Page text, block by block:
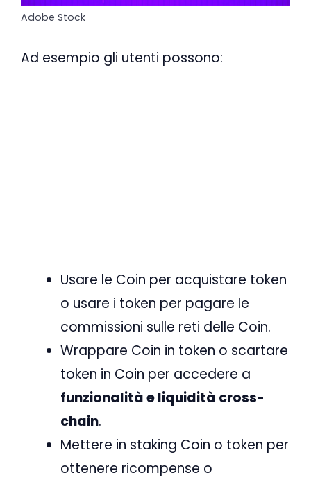
Adobe Stock
Ad esempio gli utenti possono:
Usare le Coin per acquistare token
o usare i token per pagare le
commissioni sulle reti delle Coin.
Wrappare Coin in token o scartare
token in Coin per accedere a
funzionalità e liquidità cross-
chain.
Mettere in staking Coin o token per
ottenere ricompense o